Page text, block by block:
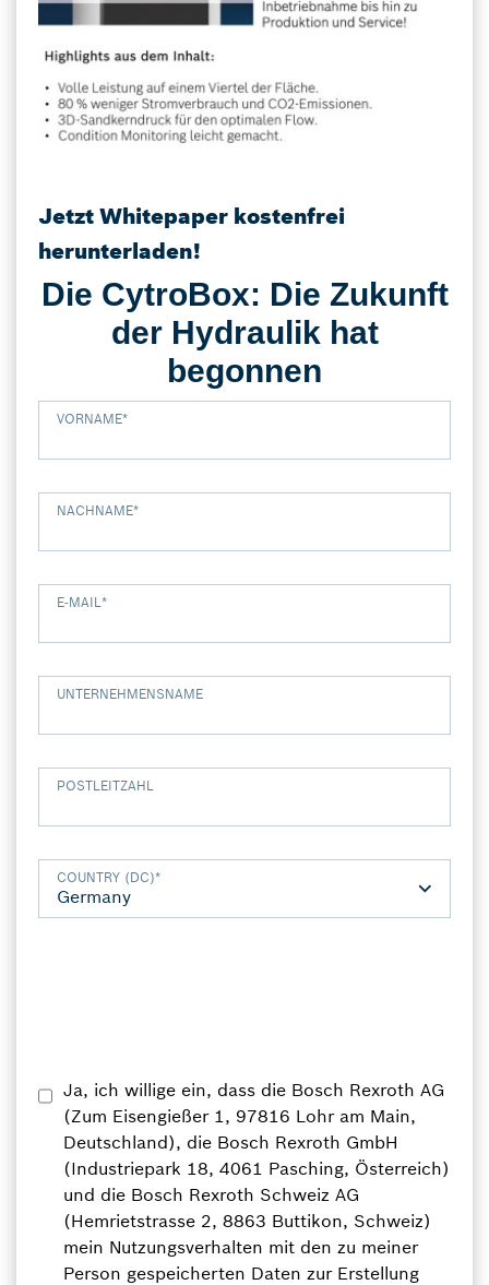
Jetzt Whitepaper kostenfrei
herunterladen!
Die CytroBox: Die Zukunft
der Hydraulik hat
begonnen
VORNAME*
NACHNAME*
E-MAIL*
UNTERNEHMENSNAME
POSTLEITZAHL
COUNTRY (DC)*
Ja, ich willige ein, dass die Bosch Rexroth AG
(Zum Eisengießer 1, 97816 Lohr am Main,
Deutschland), die Bosch Rexroth GmbH
(Industriepark 18, 4061 Pasching, Österreich)
und die Bosch Rexroth Schweiz AG
(Hemrietstrasse 2, 8863 Buttikon, Schweiz)
mein Nutzungsverhalten mit den zu meiner
Person gespeicherten Daten zur Erstellung